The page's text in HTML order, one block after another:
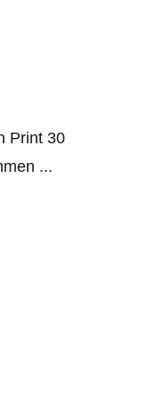
Print 30
...